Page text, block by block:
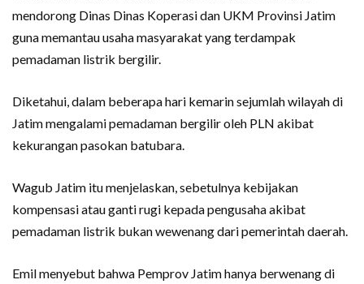
mendorong Dinas Dinas Koperasi dan UKM Provinsi Jatim
guna memantau usaha masyarakat yang terdampak
pemadaman listrik bergilir.
Diketahui, dalam beberapa hari kemarin sejumlah wilayah di
Jatim mengalami pemadaman bergilir oleh PLN akibat
kekurangan pasokan batubara.
Wagub Jatim itu menjelaskan, sebetulnya kebijakan
kompensasi atau ganti rugi kepada pengusaha akibat
pemadaman listrik bukan wewenang dari pemerintah daerah.
Emil menyebut bahwa Pemprov Jatim hanya berwenang di